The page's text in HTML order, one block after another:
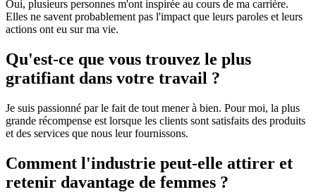
Oui, plusieurs personnes m'ont inspirée au cours de ma carrière.
Elles ne savent probablement pas l'impact que leurs paroles et leurs
actions ont eu sur ma vie.
Qu'est-ce que vous trouvez le plus
gratifiant dans votre travail ?
Je suis passionné par le fait de tout mener à bien. Pour moi, la plus
grande récompense est lorsque les clients sont satisfaits des produits
et des services que nous leur fournissons.
Comment l'industrie peut-elle attirer et
retenir davantage de femmes ?